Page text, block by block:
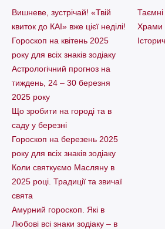
Вишневе, зустрічай! «Твій
квиток до КАІ» вже цієї неділі!
Гороскоп на квітень 2025
року для всіх знаків зодіаку
Астрологічний прогноз на
тиждень, 24 – 30 березня
2025 року
Що зробити на городі та в
саду у березні
Гороскоп на березень 2025
року для всіх знаків зодіаку
Коли святкуємо Масляну в
2025 році. Традиції та звичаї
свята
Амурний гороскоп. Які в
Любові всі знаки зодіаку – в
Храми